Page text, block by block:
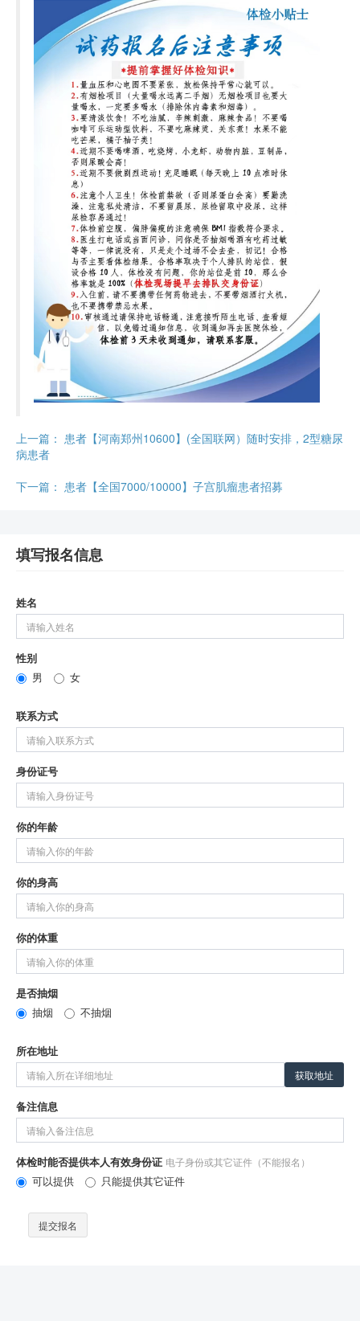
上一篇： 患者【河南郑州10600】(全国联网）随时安排，2型糖尿
病患者
下一篇： 患者【全国7000/10000】子宫肌瘤患者招募
填写报名信息
姓名
性别
男
女
联系方式
身份证号
你的年龄
你的身高
你的体重
是否抽烟
抽烟
不抽烟
所在地址
获取地址
备注信息
体检时能否提供本人有效身份证 电子身份或其它证件（不能报名）
可以提供 只能提供其它证件
提交报名